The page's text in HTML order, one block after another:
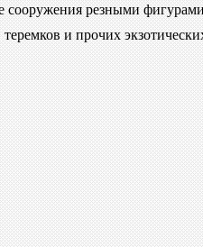
резными
и прочих